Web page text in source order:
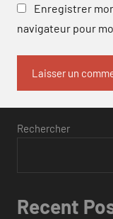
Enregistrer
navigateur pour
Rechercher
Recent